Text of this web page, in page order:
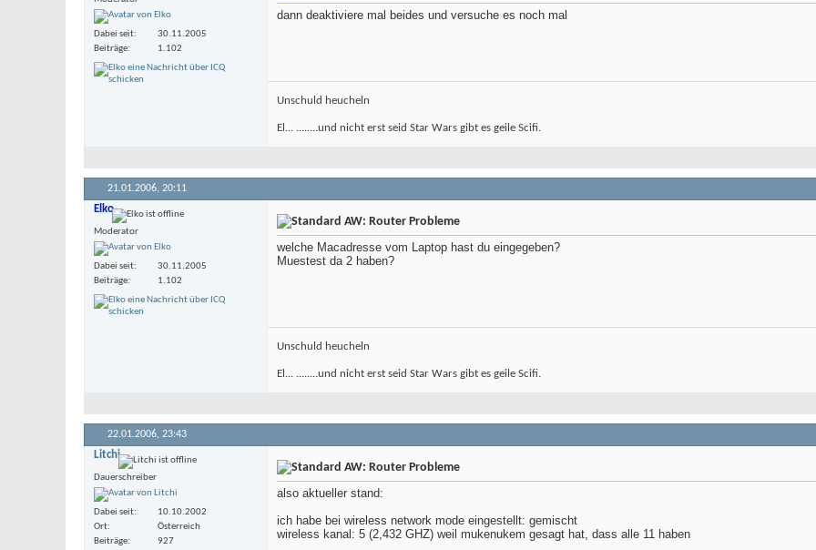
Dabei seit
30.11.2005
Beiträge
1.102
dann deaktiviere mal beides und versuche es noch mal
Unschuld heucheln
El... ........und nicht erst seid Star Wars gibt es geile Scifi.
21.01.2006, 20:11
Elko
Moderator
Dabei seit
30.11.2005
Beiträge
1.102
AW: Router Probleme
welche Macadresse vom Laptop hast du eingegeben?
Muestest da 2 haben?
Unschuld heucheln
El... ........und nicht erst seid Star Wars gibt es geile Scifi.
22.01.2006, 23:43
Litchi
Dauerschreiber
Dabei seit
10.10.2002
Ort
Österreich
Beiträge
927
AW: Router Probleme
also aktueller stand:
ich habe bei wireless network mode eingestellt: gemischt
wireless kanal: 5 (2,432 GHZ) weil mukenukem gesagt hat, dass alle 11 haben